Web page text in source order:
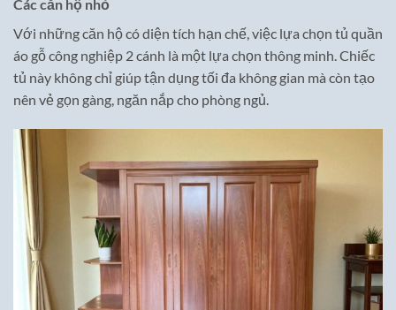
Các căn hộ nhỏ
Với những căn hộ có diện tích hạn chế, việc lựa chọn tủ quần
áo gỗ công nghiệp 2 cánh là một lựa chọn thông minh. Chiếc
tủ này không chỉ giúp tận dụng tối đa không gian mà còn tạo
nên vẻ gọn gàng, ngăn nắp cho phòng ngủ.